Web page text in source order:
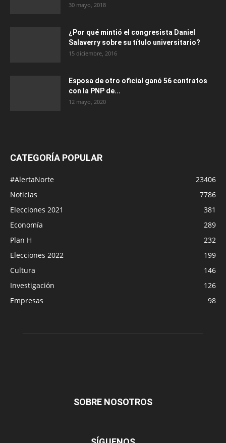
30 mayo, 2018
¿Por qué mintió el congresista Daniel
Salaverry sobre su título universitario?
15 diciembre, 2016
Esposa de otro oficial ganó 56 contratos
con la PNP de...
12 mayo, 2020
CATEGORÍA POPULAR
#AlertaNorte
23406
Noticias
7786
Elecciones 2021
381
Economía
289
Plan H
232
Elecciones 2022
199
Cultura
146
Investigación
126
Empresas
98
SOBRE NOSOTROS